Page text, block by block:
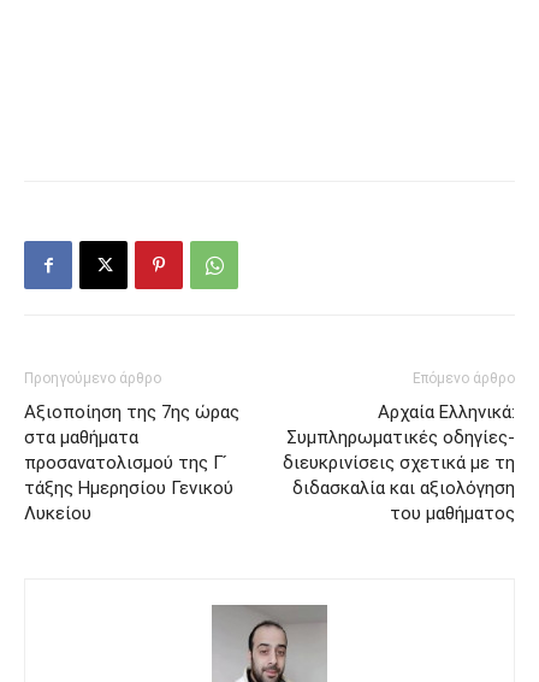
Προηγούμενο άρθρο
Αξιοποίηση της 7ης ώρας
στα μαθήματα
προσανατολισμού της Γ ́
τάξης Ημερησίου Γενικού
Λυκείου
Επόμενο άρθρο
Αρχαία Ελληνικά:
Συμπληρωματικές οδηγίες-
διευκρινίσεις σχετικά με τη
διδασκαλία και αξιολόγηση
του μαθήματος